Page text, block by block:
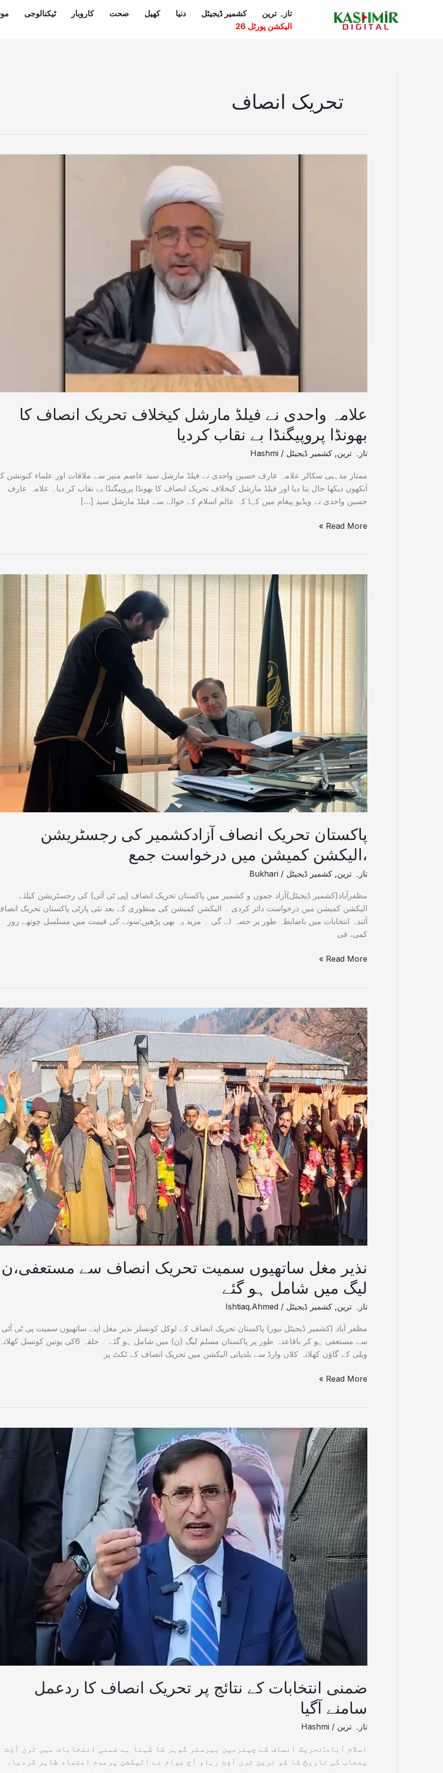
تازہ ترین کشمیر ڈیجیٹل دنیا کھیل صحت کاروبار ٹیکنالوجی
الیکشن پورٹل 26
تحریک انصاف
علامہ واحدی نے فیلڈ مارشل کیخلاف تحریک انصاف کا
بھونڈا پروپیگنڈا بے نقاب کردیا
تازہ ترین, کشمیر ڈیجیٹل /
Hashmi
ممتاز مذہبی سکالر علامہ عارف حسین واحدی نے فیلڈ مارشل سید عاصم منیر سے ملاقات اور علماء کنونشن
آنکھوں دیکھا حال بتا دیا اور فیلڈ مارشل کیخلاف تحریک انصاف کا بھونڈا پروپیگنڈا بے نقاب کر دیا۔ علامہ عارف
حسین واحدی نے ویڈیو پیغام میں کہا کہ عالم اسلام کے حوالے سے فیلڈ مارشل سید […]
Read More »
پاکستان تحریک انصاف آزادکشمیر کی رجسٹریشن
،الیکشن کمیشن میں درخواست جمع
تازہ ترین, کشمیر ڈیجیٹل /
Bukhari
مظفرآباد(کشمیر ڈیجیٹل)آزاد جموں و کشمیر میں پاکستان تحریک انصاف (پی ٹی آئی) کی رجسٹریشن کیلئے
الیکشن کمیشن میں درخواست دائر کردی ۔ الیکشن کمیشن کی منظوری کے بعد نئی پارٹی پاکستان تحریک
آئندہ انتخابات میں باضابطہ طور پر حصہ لے گی ۔ مزید یہ بھی پڑھیں:سونے کی قیمت میں مسلسل چوتھے روز
کمی، فی
پاکستان
تحریک
انصاف
آزادکشمیر
کی
رجسٹریشن
،الیکشن
کمیشن
میں
درخواست
جمع
Read More »
نذیر مغل ساتھیوں سمیت تحریک انصاف سے مستعفی،ن
لیگ میں شامل ہو گئے
تازہ ترین, کشمیر ڈیجیٹل /
Ishtiaq.Ahmed
مظفر آباد (کشمیر ڈیجیٹل نیوز) پاکستان تحریک انصاف کے لوکل کونسلر نذیر مغل اپنے ساتھیوں سمیت پی ٹی آئی
سے مستعفی ہو کر باقاعدہ طور پر پاکستان مسلم لیگ (ن) میں شامل ہو گئے ۔ حلقہ 6کی یونین کونسل
ویلی کے گاؤں کھلانہ کلاں وارڈ سے بلدیاتی الیکشن میں تحریک انصاف کے ٹکٹ پر
نذیر
مغل
ساتھیوں
سمیت
تحریک
انصاف
سے
مستعفی،ن
لیگ
میں
شامل
ہو
گئے
Read More »
ضمنی انتخابات کے نتائج پر تحریک انصاف کا ردعمل
سامنے آگیا
تازہ ترین /
Hashmi
اسلام آباد:تحریک انصاف کے چیئرمین بیرسٹر گوہر کا کہنا ہے ضمنی انتخابات میں ٹرن آؤٹ
پنجاب کی تاریخ کا کم ترین ٹرن آؤٹ رہا، آج عوام نے الیکشن پرعدم اعتماد ظاہر کردیا۔
ضمنی
انتخابات
کے
نتائج
پر
تحریک
انصاف
کا
ردعمل
سامنے
آگیا